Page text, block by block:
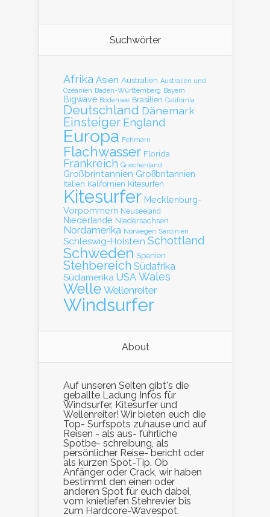
Suchwörter
Afrika Asien Australien Australien und
Ozeanien Baden-Württemberg Bayern
Bigwave Bodensee Brasilien California
Deutschland Dänemark
Einsteiger England
Europa Fehmarn
Flachwasser Florida
Frankreich Griechenland
Großbrintannien Großbritannien
Italien Kalifornien Kitesurfen
Kitesurfer Mecklenburg-
Vorpommern Neuseeland
Niederlande Niedersachsen
Nordamerika Norwegen Sardinien
Schleswig-Holstein Schottland
Schweden Spanien
Stehbereich Südafrika
Südamerika USA Wales
Welle Wellenreiter
Windsurfer
About
Auf unseren Seiten gibt's die
geballte Ladung Infos für
Windsurfer, Kitesurfer und
Wellenreiter! Wir bieten euch die
Top- Surfspots zuhause und auf
Reisen - als aus- führliche
Spotbe- schreibung, als
persönlicher Reise- bericht oder
als kurzen Spot-Tip. Ob
Anfänger oder Crack, wir haben
bestimmt den einen oder
anderen Spot für euch dabei,
vom knietiefen Stehrevier bis
zum Hardcore-Wavespot.